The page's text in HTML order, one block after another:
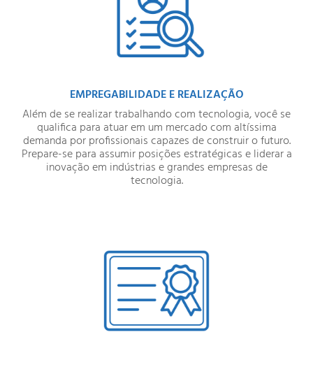
EMPREGABILIDADE E REALIZAÇÃO
Além de se realizar trabalhando com tecnologia, você se
qualifica para atuar em um mercado com altíssima
demanda por profissionais capazes de construir o futuro.
Prepare-se para assumir posições estratégicas e liderar a
inovação em indústrias e grandes empresas de
tecnologia.